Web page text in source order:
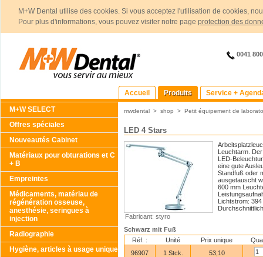
M+W Dental utilise des cookies. Si vous acceptez l'utilisation de cookies,
Pour plus d'informations, vous pouvez visiter notre page protection des
0041
Accueil Produits
Service +
M+W SELECT
Offres spéciales
Nouveautés Cabinet
Matériaux pour obturations et C
+ B
Empreintes
Médicaments, matériau de
régénération osseuse,
anesthésie, seringues à
injection
Radiographie
Hygiène, articles à usage unique
mwdental > shop > Petit équipement de
LED 4 Stars
Fabricant: styro
Leuchtarm.
LED-
eine gute
Standfuß oder
ausgetauscht
600 mm
Lichtstrom:
Schwarz mit Fuß
Réf. :
Unité Prix unique
96907
1 Stck. 53,10